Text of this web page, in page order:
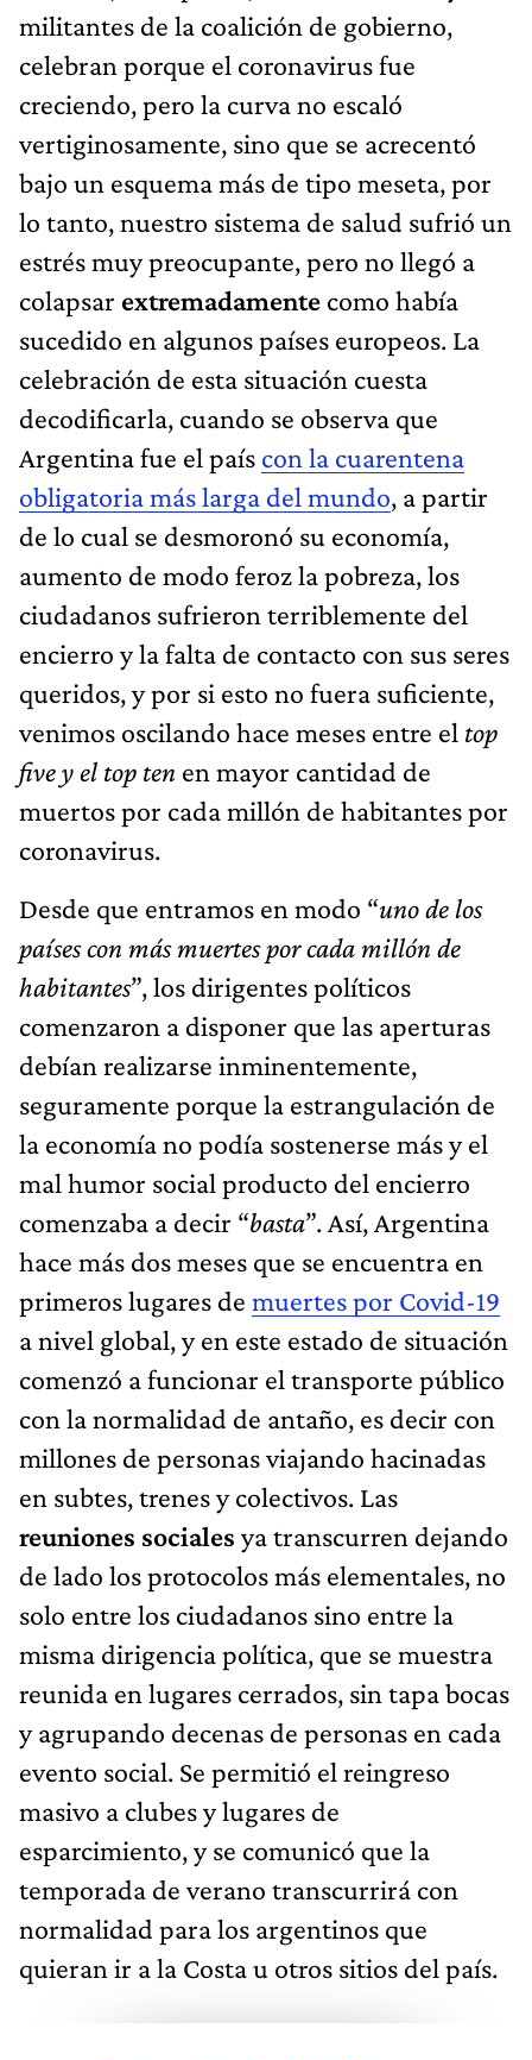
militantes de la coalición de gobierno,
celebran porque el coronavirus fue
creciendo, pero la curva no escaló
vertiginosamente, sino que se acrecentó
bajo un esquema más de tipo meseta, por
lo tanto, nuestro sistema de salud sufrió un
estrés muy preocupante, pero no llegó a
colapsar extremadamente como había
sucedido en algunos países europeos. La
celebración de esta situación cuesta
decodificarla, cuando se observa que
Argentina fue el país con la cuarentena
obligatoria más larga del mundo, a partir
de lo cual se desmoronó su economía,
aumento de modo feroz la pobreza, los
ciudadanos sufrieron terriblemente del
encierro y la falta de contacto con sus seres
queridos, y por si esto no fuera suficiente,
venimos oscilando hace meses entre el top
five y el top ten en mayor cantidad de
muertos por cada millón de habitantes por
coronavirus.
Desde que entramos en modo “uno de los
países con más muertes por cada millón de
habitantes”, los dirigentes políticos
comenzaron a disponer que las aperturas
debían realizarse inminentemente,
seguramente porque la estrangulación de
la economía no podía sostenerse más y el
mal humor social producto del encierro
comenzaba a decir “basta”. Así, Argentina
hace más dos meses que se encuentra en
primeros lugares de muertes por Covid-19
a nivel global, y en este estado de situación
comenzó a funcionar el transporte público
con la normalidad de antaño, es decir con
millones de personas viajando hacinadas
en subtes, trenes y colectivos. Las
reuniones sociales ya transcurren dejando
de lado los protocolos más elementales, no
solo entre los ciudadanos sino entre la
misma dirigencia política, que se muestra
reunida en lugares cerrados, sin tapa bocas
y agrupando decenas de personas en cada
evento social. Se permitió el reingreso
masivo a clubes y lugares de
esparcimiento, y se comunicó que la
temporada de verano transcurrirá con
normalidad para los argentinos que
quieran ir a la Costa u otros sitios del país.